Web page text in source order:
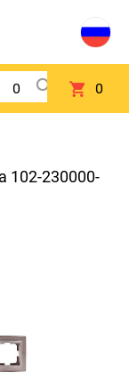
0 0
102-230000-